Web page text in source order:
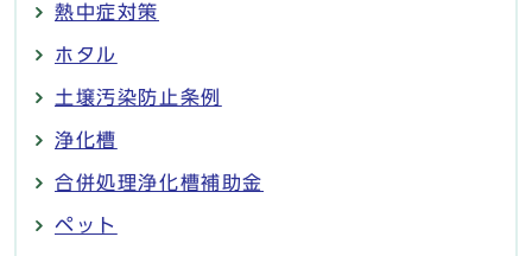
熱中症対策
ホタル
土壌汚染防止条例
浄化槽
合併処理浄化槽補助金
ペット